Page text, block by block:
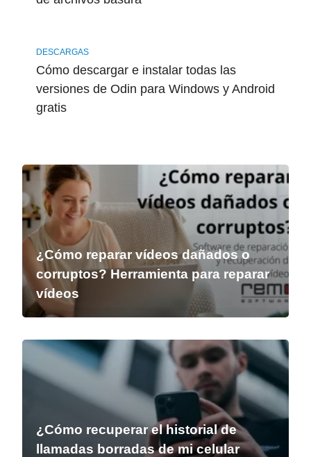
DESCARGAS
Cómo descargar e instalar todas las
versiones de Odin para Windows y Android
gratis
¿Cómo reparar vídeos dañados o
corruptos? Herramienta para reparar
vídeos
¿Cómo recuperar el historial de
llamadas borradas de mi celular